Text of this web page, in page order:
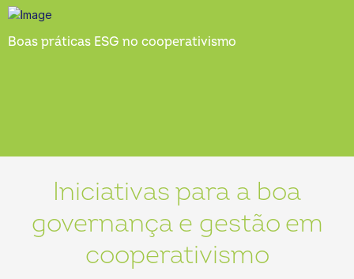
Boas práticas ESG no cooperativismo
Iniciativas para a boa
governança e gestão em
cooperativismo